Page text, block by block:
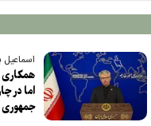
اسماعیل
همکاری
اما در
جمهوری